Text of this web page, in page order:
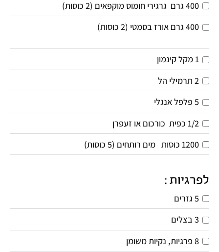
400 גרם גרגירי חומוס מוקפאים (2 כוסות)
400 גרם אורז בסמטי (2 כוסות)
1מקל קינמון
2 תרמילי הל
5 פלפל אנגלי
1/2 כפית כורכום או זעפרן
1200 כוסות מים רותחים (5 כוסות)
לפרגיות :
5 גזרים
3 בצלים
8 פרגיות, נקיות משומן